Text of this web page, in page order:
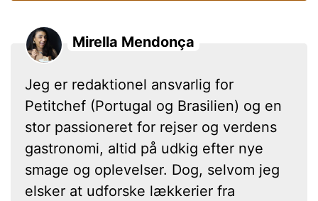
Mirella Mendonça
Jeg er redaktionel ansvarlig for
Petitchef (Portugal og Brasilien) og en
stor passioneret for rejser og verdens
gastronomi, altid på udkig efter nye
smage og oplevelser. Dog, selvom jeg
elsker at udforske lækkerier fra